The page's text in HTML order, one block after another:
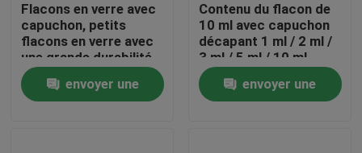
Maison
Produits
Flacons en verre avec
capuchon, petits
flacons en verre avec
une grande durabilité
et un capuchon
dépliableenvoyer une
Contenu du flacon de
10 ml avec capuchon
décapant 1 ml / 2 ml /
3 ml / 5 ml / 10 ml
envoyer une